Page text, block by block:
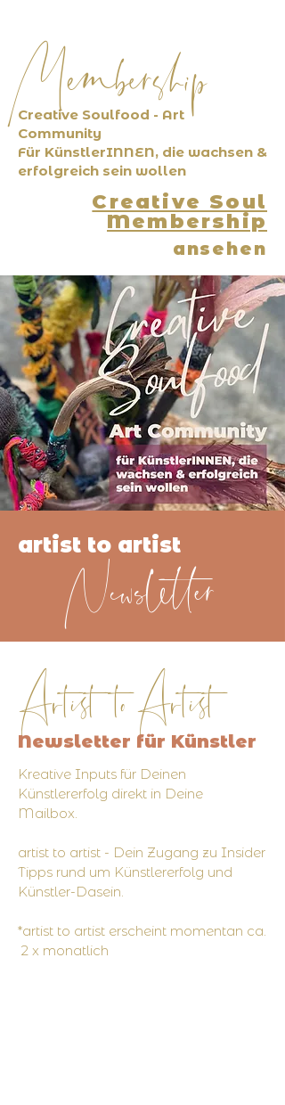
Membership
Creative Soulfood - Art
Community
Für KünstlerINNEN, die wachsen &
erfolgreich sein wollen
Creative Soul
Membership
ansehen
artist to artist
Newsletter
Artist to Artist
Newsletter für Künstler
Kreative Inputs für Deinen
Künstlererfolg direkt in Deine
Mailbox.
artist to artist - Dein Zugang zu Insider
Tipps rund um Künstlererfolg und
Künstler-Dasein.
*artist to artist erscheint momentan ca.
2 x monatlich